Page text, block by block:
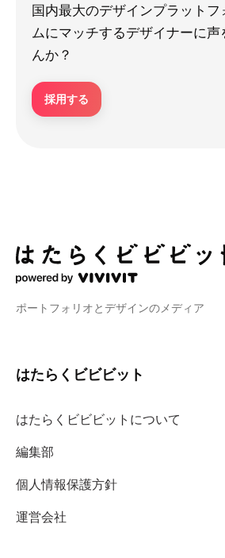
国内最大のデザインプラット
ムにマッチするデザイナーに
んか？
採用する
ポートフォリオとデザインのメディア
はたらくビビビット
はたらくビビビットについて
編集部
個人情報保護方針
運営会社